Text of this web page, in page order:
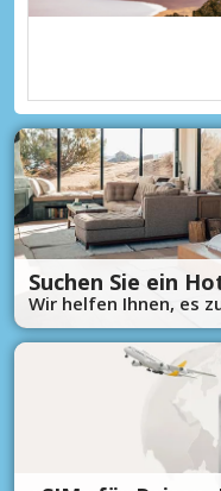
Suchen Sie ein
Wir helfen Ihnen, es